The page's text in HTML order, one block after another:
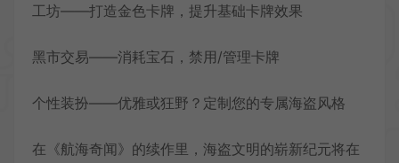
工坊——打造金色卡牌，提升基础卡牌效果
黑市交易——消耗宝石，禁用/管理卡牌
个性装扮——优雅或狂野？定制您的专属海盗风格
在《航海奇闻》的续作里，海盗文明的崭新纪元将在